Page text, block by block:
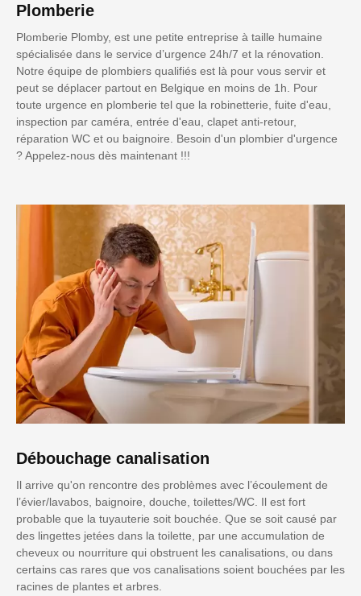
Plomberie
Plomberie Plomby, est une petite entreprise à taille humaine
spécialisée dans le service d’urgence 24h/7 et la rénovation.
Notre équipe de plombiers qualifiés est là pour vous servir et
peut se déplacer partout en Belgique en moins de 1h. Pour
toute urgence en plomberie tel que la robinetterie, fuite d'eau,
inspection par caméra, entrée d'eau, clapet anti-retour,
réparation WC et ou baignoire. Besoin d'un plombier d'urgence
? Appelez-nous dès maintenant !!!
Débouchage canalisation
Il arrive qu'on rencontre des problèmes avec l’écoulement de
l’évier/lavabos, baignoire, douche, toilettes/WC. Il est fort
probable que la tuyauterie soit bouchée. Que se soit causé par
des lingettes jetées dans la toilette, par une accumulation de
cheveux ou nourriture qui obstruent les canalisations, ou dans
certains cas rares que vos canalisations soient bouchées par les
racines de plantes et arbres.